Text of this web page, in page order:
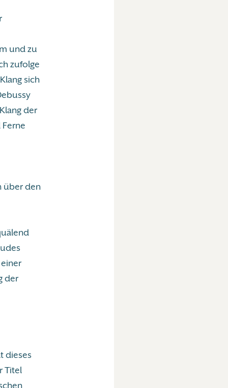
und zu
zufolge
sich
der
über den
der
dieses
Titel